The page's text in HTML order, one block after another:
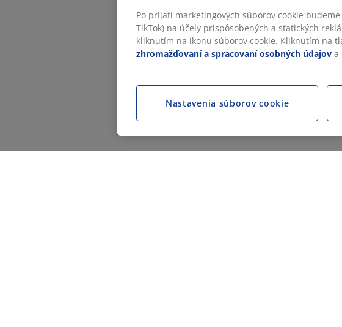
Po prijatí marketingových súborov cookie
TikTok) na účely prispôsobených a statických
kliknutím na ikonu súborov cookie. Kliknutím na
zhromažďovaní a spracovaní osobných údajov a
Nastavenia súborov cookie